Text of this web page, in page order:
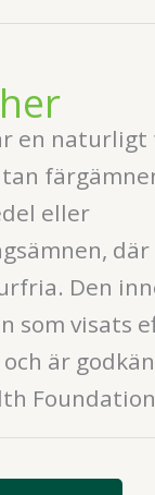
en naturligt
eller
Den
som visats
är